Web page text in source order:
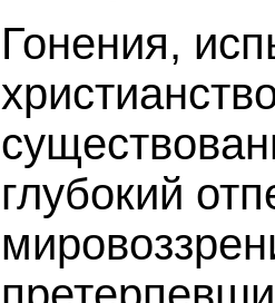
Гонения,
глубокий